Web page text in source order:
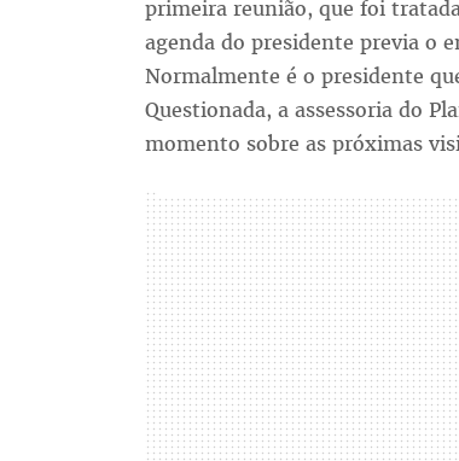
primeira reunião, que foi
agenda do presidente previa o
Normalmente é o presidente
Questionada, a assessoria do
momento sobre as próximas